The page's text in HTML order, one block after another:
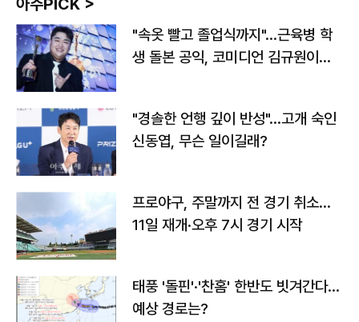
아주PICK >
"속옷 빨고 졸업식까지"…근육병 학
생 돌본 공익, 코미디언 김규원이었
"경솔한 언행 깊이 반성"…고개 숙인
신동엽, 무슨 일이길래?
프로야구, 주말까지 전 경기 취소…
11일 재개·오후 7시 경기 시작
태풍 '돌핀'·'찬홈' 한반도 빗겨간다…
예상 경로는?